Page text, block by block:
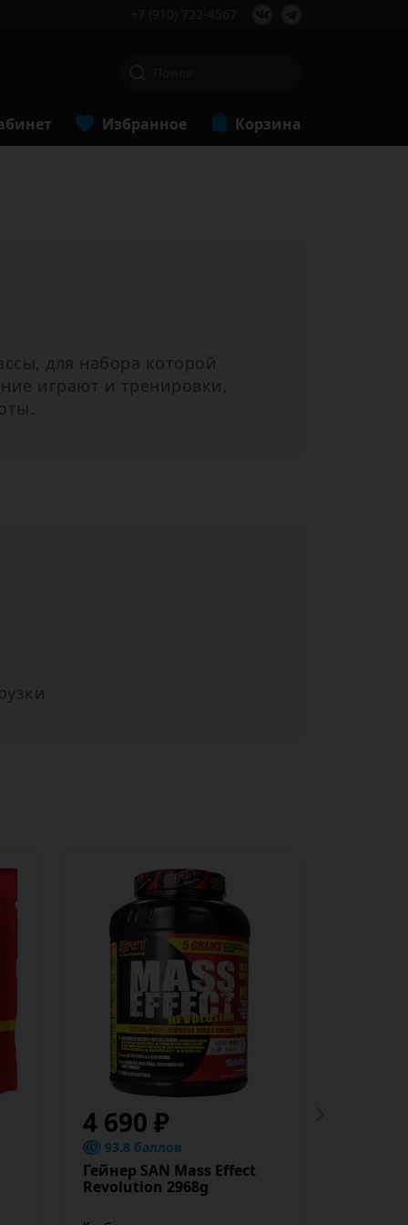
Избранное Корзина
для набора которой
играют и тренировки,
4 690 ₽
93.8 баллов
Гейнер SAN Mass Effect
Revolution 2968g